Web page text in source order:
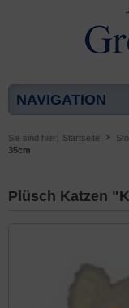
NAVIGATION
Sie sind hier: Startseite
35cm
Plüsch Katzen